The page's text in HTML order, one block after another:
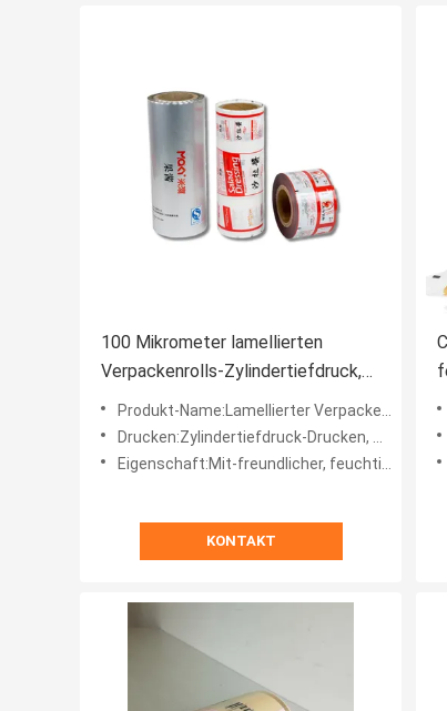
100 Mikrometer lamellierten
Verpackenrolls-Zylindertiefdruck,
der lamellenförmig angeordneten
Filmstreifen druckt
Produkt-Name:Lamellierter Verpackenrolls
Drucken:Zylindertiefdruck-Drucken, wie besonders angefertigt
Eigenschaft:Mit-freundlicher, feuchtigkeitsfester, starker Kompressions-Widerstand, Sperre, niedriger Geruch, gu
KONTAKT